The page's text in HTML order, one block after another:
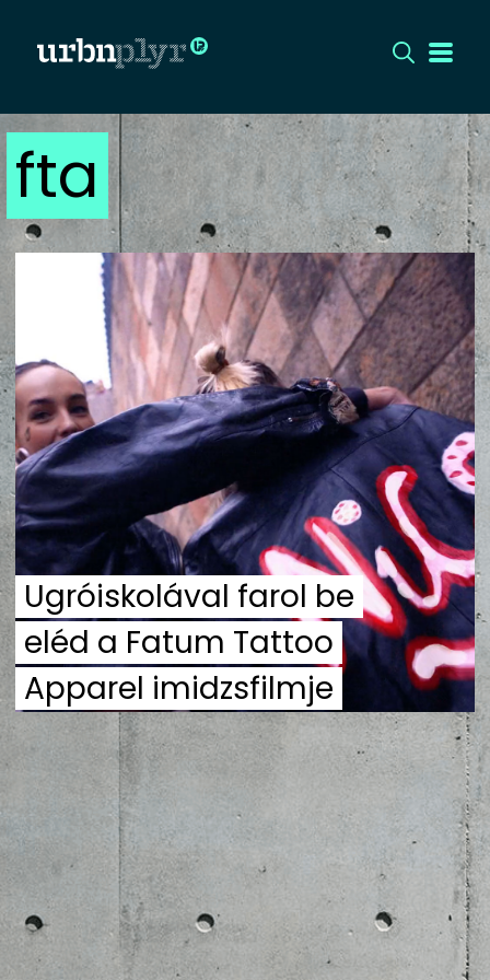
CÍMLAP
DIZÁJN
DIVAT
HIP
KULT
UTCA
ZENE
MÉDIAAJÁNLAT
IMPRESSZUM
PR-ARCHÍVUM
ADATKEZELÉSI TÁJÉKOZTATÓ
fta
Ugróiskolával farol be
eléd a Fatum Tattoo
Apparel imidzsfilmje